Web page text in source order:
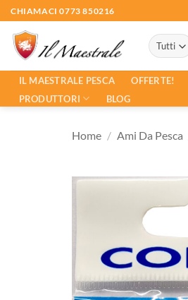
Salta
ai
contenuti
CHIAMACI 0773 850216
IL MAESTRALE PESCA OFFERTE!
PRODUTTORI
BLOG
Home / Ami Da Pesca